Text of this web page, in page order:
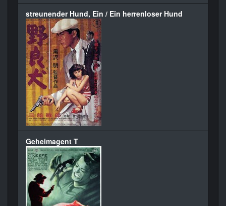
streunender Hund, Ein / Ein herrenloser Hund
Geheimagent T